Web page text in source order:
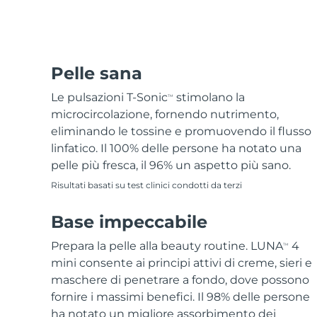
Pelle sana
Le pulsazioni T-SonicTM
stimolano la
microcircolazione, fornendo nutrimento,
eliminando le tossine e promuovendo il flusso
linfatico. Il 100% delle persone ha notato una
pelle più fresca, il 96% un aspetto più sano.
Risultati basati su test clinici condotti da terzi
Base impeccabile
Prepara la pelle alla beauty routine. LUNATM
4
mini consente ai principi attivi di creme, sieri e
maschere di penetrare a fondo, dove possono
fornire i massimi benefici. Il 98% delle persone
ha notato un migliore assorbimento dei
FAQ™ prodotti
FAQ™ prodotti
FAQ™ products
All toning treatments
PEACH™ 2
IPL hair removal
PEACH™ 2 go
PEACH™ Cooling Prep Gel
Cooling IPL hair removal gel
LUNA™ 4 body
Massaging body brush
Siero SUPERCHARGED™
Trattamento anti-
acne
ESPADA™ 2 plus
Recurring acne LED therapy
ESPADA™ 2
Acne treatment device
ESPADA™ Blemish Solution
Concentrated acne gel
Dispositivi ESPADA™
BEAR™ 2 eyes & lips
Microcurrent line smoothing device
IRIS™ 2
Rejuvenating eye massager
Skincare per contorno occhi
Advanced eye care treatment
Dispositivi per contorno occhi
Cura dei pori
KIWI™ derma
KIWI™
Blackhead remover
Cura dei capelli
LUNA™ 4 hair
FLIP™ play advanced
LED light hairbrush
LUNA™ Dual-Peptide Scalp
Sbiancamento
dentale
issa™ Teeth Whitening Set
Dual LED + sonic device & 18% PAP gel
DI PIÙ